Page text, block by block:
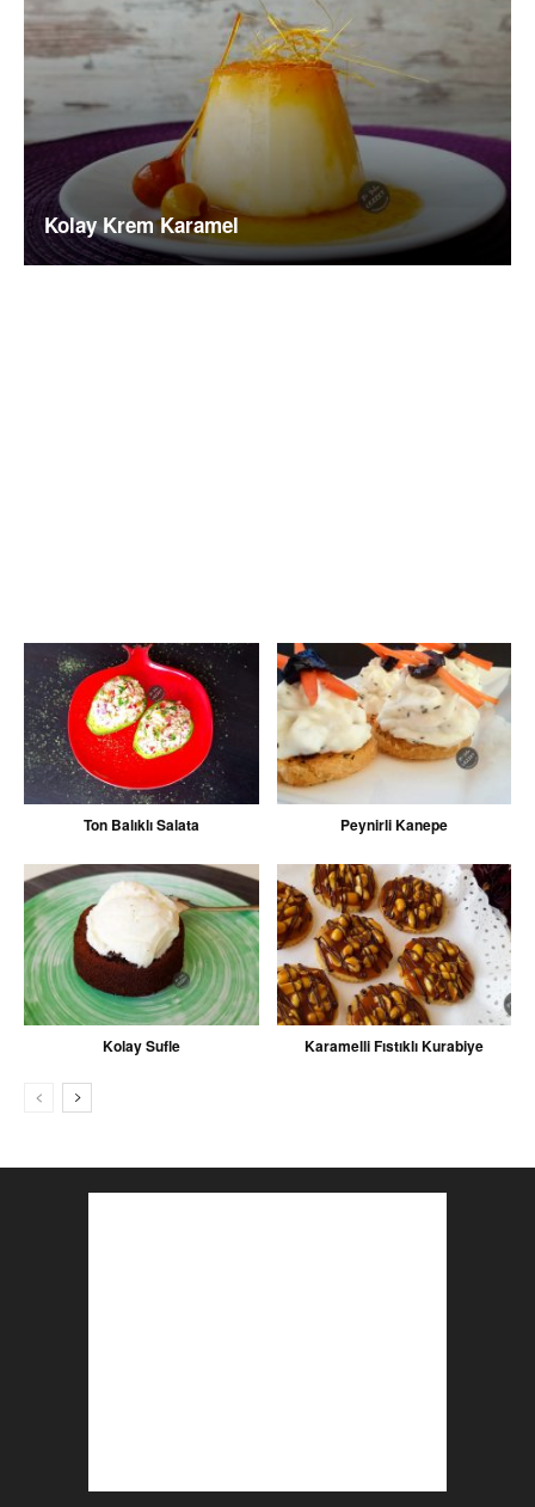
Kolay Krem Karamel
Ton Balıklı Salata Peynirli Kanepe
Kolay Sufle Karamelli Fıstıklı Kurabiye